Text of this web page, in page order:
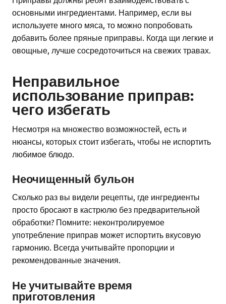
основными ингредиентами. Например, если вы
используете много мяса, то можно попробовать
добавить более пряные приправы. Когда щи легкие и
овощные, лучше сосредоточиться на свежих травах.
Неправильное
использование приправ:
чего избегать
Несмотря на множество возможностей, есть и
нюансы, которых стоит избегать, чтобы не испортить
любимое блюдо.
Неочищенный бульон
Сколько раз вы видели рецепты, где ингредиенты
просто бросают в кастрюлю без предварительной
обработки? Помните: неконтролируемое
употребление приправ может испортить вкусовую
гармонию. Всегда учитывайте пропорции и
рекомендованные значения.
Не учитывайте время
приготовления